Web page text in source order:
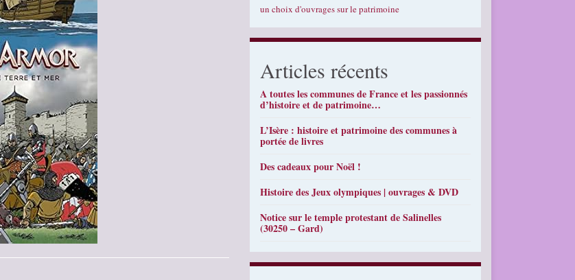
un choix d'ouvrages sur le patrimoine
Articles récents
A toutes les communes de France et les passionnés
d’histoire et de patrimoine…
L’Isère : histoire et patrimoine des communes à
portée de livres
Des cadeaux pour Noël !
Histoire des Jeux olympiques | ouvrages & DVD
Notice sur le temple protestant de Salinelles
(30250 – Gard)